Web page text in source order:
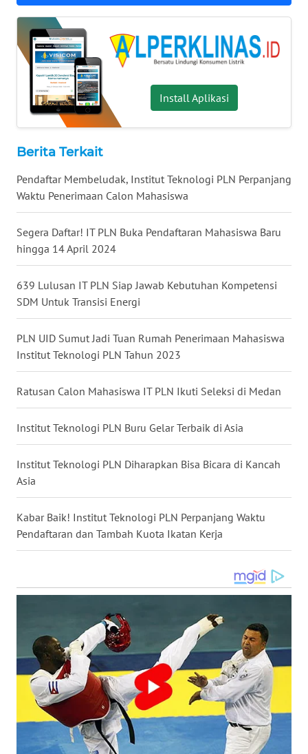
Install Aplikasi
Berita Terkait
Pendaftar Membeludak, Institut Teknologi PLN Perpanjang
Waktu Penerimaan Calon Mahasiswa
Segera Daftar! IT PLN Buka Pendaftaran Mahasiswa Baru
hingga 14 April 2024
639 Lulusan IT PLN Siap Jawab Kebutuhan Kompetensi
SDM Untuk Transisi Energi
PLN UID Sumut Jadi Tuan Rumah Penerimaan Mahasiswa
Institut Teknologi PLN Tahun 2023
Ratusan Calon Mahasiswa IT PLN Ikuti Seleksi di Medan
Institut Teknologi PLN Buru Gelar Terbaik di Asia
Institut Teknologi PLN Diharapkan Bisa Bicara di Kancah
Asia
Kabar Baik! Institut Teknologi PLN Perpanjang Waktu
Pendaftaran dan Tambah Kuota Ikatan Kerja
WN
KALTARA
WN
KALSEL
WN
WN
SULSEL
WN
GORONTALO
WN
DAIRI
WN
DANAU
TOBA
WN
LANGKAT
WN
TAPANULI
SELATAN
WN
TANJUNG
LESUNG